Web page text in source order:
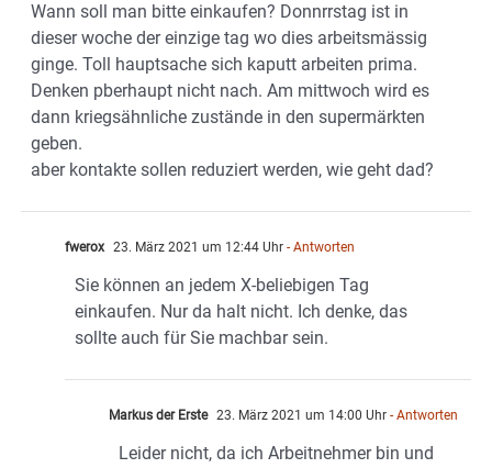
Wann soll man bitte einkaufen? Donnrrstag ist in
dieser woche der einzige tag wo dies arbeitsmässig
ginge. Toll hauptsache sich kaputt arbeiten prima.
Denken pberhaupt nicht nach. Am mittwoch wird es
dann kriegsähnliche zustände in den supermärkten
geben.
aber kontakte sollen reduziert werden, wie geht dad?
fwerox 23. März 2021 um 12:44 Uhr - Antworten
Sie können an jedem X-beliebigen Tag
einkaufen. Nur da halt nicht. Ich denke, das
sollte auch für Sie machbar sein.
Markus der Erste 23. März 2021 um 14:00 Uhr - Antworten
Leider nicht, da ich Arbeitnehmer bin und